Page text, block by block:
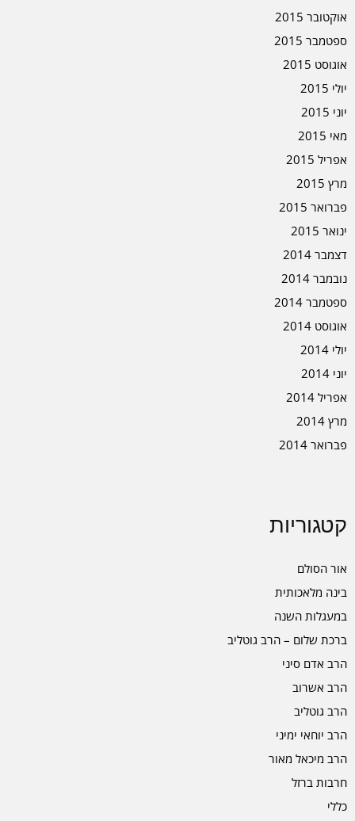
אוקטובר 2015
ספטמבר 2015
אוגוסט 2015
יולי 2015
יוני 2015
מאי 2015
אפריל 2015
מרץ 2015
פברואר 2015
ינואר 2015
דצמבר 2014
נובמבר 2014
ספטמבר 2014
אוגוסט 2014
יולי 2014
יוני 2014
אפריל 2014
מרץ 2014
פברואר 2014
קטגוריות
אור הסולם
בינה מלאכותית
במעגלות השנה
ברכת שלום – הרב גוטליב
הרב אדם סיני
הרב אשרוב
הרב גוטליב
הרב יוחאי ימיני
הרב מיכאל מאור
חרבות ברזל
כללי